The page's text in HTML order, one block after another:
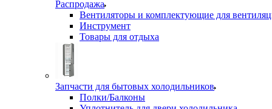
Распродажа
Вентиляторы и комплектующие для
Инструмент
Товары для отдыха
Запчасти для бытовых холодильников
Полки/Балконы